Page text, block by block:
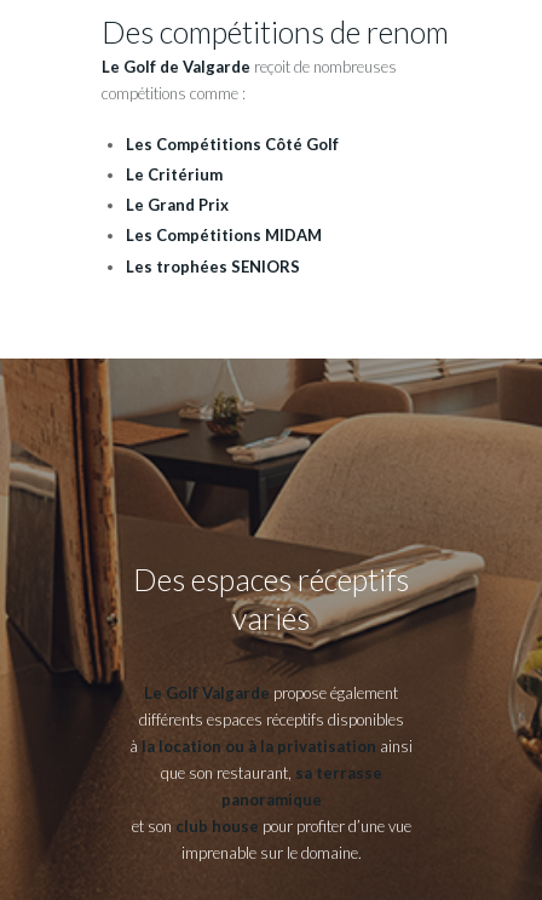
Des compétitions de renom
Le Golf de Valgarde reçoit de nombreuses
compétitions comme :
Les Compétitions Côté Golf
Le Critérium
Le Grand Prix
Les Compétitions MIDAM
Les trophées SENIORS
Des espaces réceptifs
variés
Le Golf Valgarde propose également
différents espaces réceptifs disponibles
à la location ou à la privatisation ainsi
que son restaurant, sa terrasse
panoramique
et son club house pour profiter d’une vue
imprenable sur le domaine.